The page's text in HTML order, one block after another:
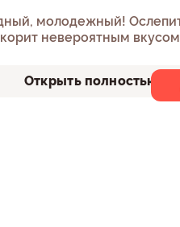
молодежный!
невероятным
Открыть полностью